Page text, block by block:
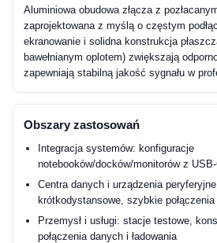
Aluminiowa obudowa złącza z
zaprojektowana z myślą o częstym
ekranowanie i solidna konstrukcja
bawełnianym oplotem) zwiększają
zapewniają stabilną jakość sygnału w
Obszary zastosowań
Integracja systemów: konfiguracje
notebooków/docków/monitorów z
Centra danych i urządzenia
krótkodystansowe, szybkie
Przemysł i usługi: stacje testowe,
połączenia danych i ładowania